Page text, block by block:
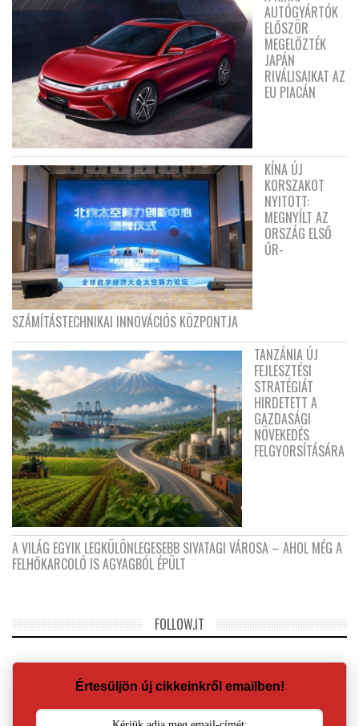
AUTÓGYÁRTÓK
ELŐSZÖR
MEGELŐZTÉK
JAPÁN
RIVÁLISAIKAT AZ
EU PIACÁN
KÍNA ÚJ
KORSZAKOT
NYITOTT:
MEGNYÍLT AZ
ORSZÁG ELSŐ
ŰR-
SZÁMÍTÁSTECHNIKAI INNOVÁCIÓS KÖZPONTJA
TANZÁNIA ÚJ
FEJLESZTÉSI
STRATÉGIÁT
HIRDETETT A
GAZDASÁGI
NÖVEKEDÉS
FELGYORSÍTÁSÁRA
A VILÁG EGYIK LEGKÜLÖNLEGESEBB SIVATAGI VÁROSA – AHOL MÉG A
FELHŐKARCOLÓ IS AGYAGBÓL ÉPÜLT
FOLLOW.IT
Értesüljön új cikkeinkről emailben!